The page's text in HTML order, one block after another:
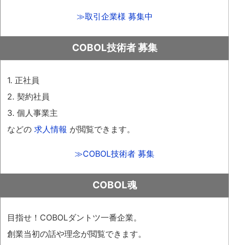
≫取引企業様 募集中
COBOL技術者 募集
1. 正社員
2. 契約社員
3. 個人事業主
などの 求人情報 が閲覧できます。
≫COBOL技術者 募集
COBOL魂
目指せ！COBOLダントツ一番企業。
創業当初の話や理念が閲覧できます。